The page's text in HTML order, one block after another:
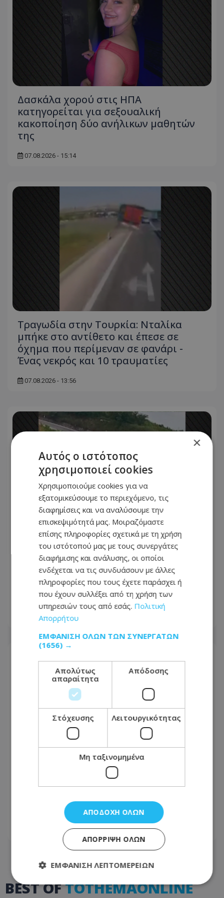
Δασκάλα χορού στις ΗΠΑ
κατηγορείται για σεξουαλική
κακοποίηση δύο ανήλικων μαθητών
της
07.08.2026 - 15:14
Τραγωδία στην Τουρκία: Νταλίκα
μπήκε στο αντίθετο και έπεσε σε
όχημα που περίμεναν σε φανάρι -
Ένας νεκρός και 10 τραυματίες
07.08.2026 - 13:56
Δραματική διάσωση στην Κίνα:
Φορτηγό έπεσε πάνω σε αυτοκίνητο
και το σκέπασε με κάρβουνα, τον
οδηγό έσωσε στρατιώτης, δείτε
βίντεο
07.08.2026 - 09:49
Μακελειό στην Ταϊλάνδη: Μαθητής
άνοιξε πυρ σε σχολείο, αναφορές για
πολλούς νεκρούς
07.08.2026 - 07:49
BEST OFTOTHEMAONLINE
×
Αυτός ο ιστότοπος
χρησιμοποιεί cookies
Χρησιμοποιούμε cookies για να
εξατομικεύσουμε το περιεχόμενο, τις
διαφημίσεις και να αναλύσουμε την
επισκεψιμότητά μας. Μοιραζόμαστε
επίσης πληροφορίες σχετικά με τη χρήση
του ιστότοπού μας με τους συνεργάτες
διαφήμισης και ανάλυσης, οι οποίοι
ενδέχεται να τις συνδυάσουν με άλλες
πληροφορίες που τους έχετε παράσχει ή
που έχουν συλλέξει από τη χρήση των
υπηρεσιών τους από εσάς. Πολιτική
Απορρήτου
ΕΜΦΆΝΙΣΗ ΌΛΩΝ ΤΩΝ ΣΥΝΕΡΓΑΤΏΝ
(1656) →
Απολύτως
απαραίτητα
Απόδοσης
Στόχευσης Λειτουργικότητας
Μη ταξινομημένα
ΑΠΟΔΟΧΉ ΌΛΩΝ
ΑΠΌΡΡΙΨΗ ΌΛΩΝ
ΕΜΦΆΝΙΣΗ ΛΕΠΤΟΜΕΡΕΙΏΝ